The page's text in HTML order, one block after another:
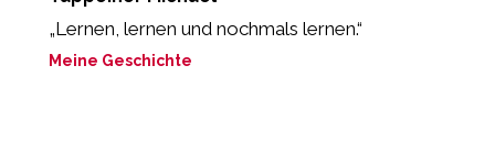
„Lernen, lernen und nochmals lernen.“
Meine Geschichte